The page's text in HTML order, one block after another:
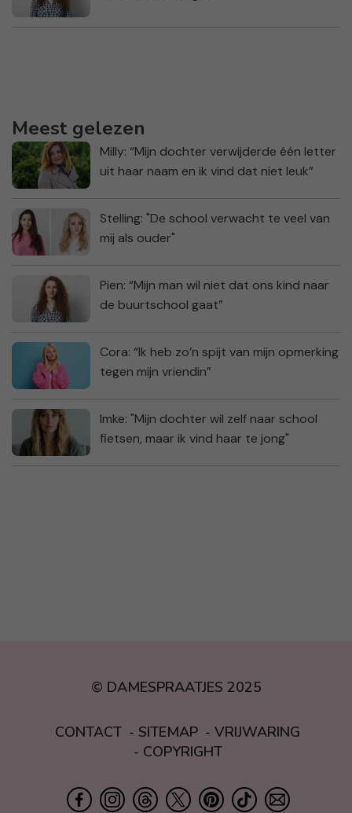
Meest gelezen
Milly: “Mijn dochter verwijderde één letter
uit haar naam en ik vind dat niet leuk”
Stelling: "De school verwacht te veel van
mij als ouder"
Pien: “Mijn man wil niet dat ons kind naar
de buurtschool gaat”
Cora: “Ik heb zo’n spijt van mijn opmerking
tegen mijn vriendin”
Imke: "Mijn dochter wil zelf naar school
fietsen, maar ik vind haar te jong"
© DAMESPRAATJES 2025
CONTACT SITEMAP
VRIJWARING
COPYRIGHT